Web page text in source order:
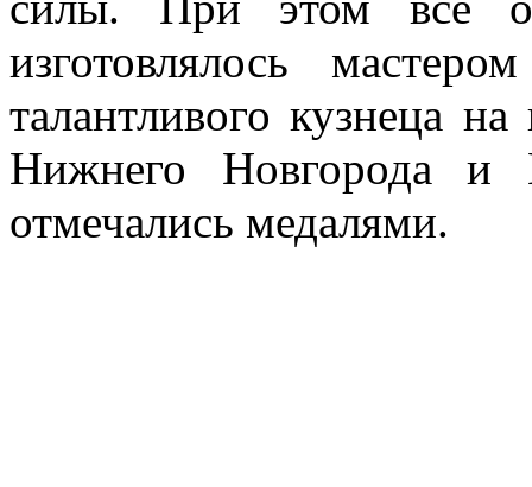
изготовлялось
талантливого кузнеца
Нижнего Новгорода и
отмечались медалями.